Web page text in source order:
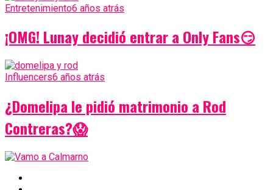
Entretenimiento6 años atrás
¡OMG! Lunay decidió entrar a Only Fans😏
Influencers6 años atrás
¿Domelipa le pidió matrimonio a Rod
Contreras?😱